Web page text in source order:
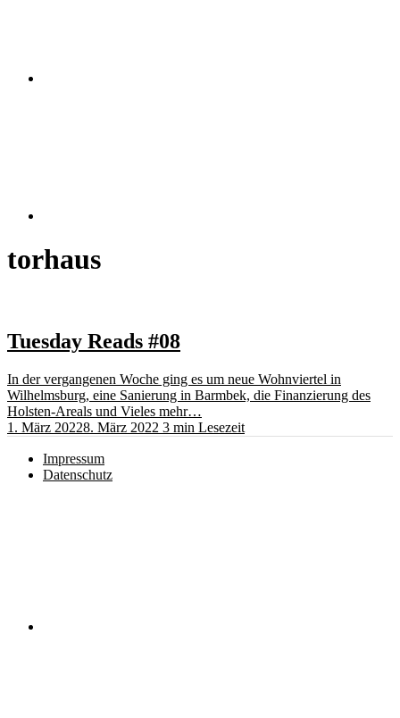
torhaus
Tuesday Reads #08
In der vergangenen Woche ging es um neue Wohnviertel in
Wilhelmsburg, eine Sanierung in Barmbek, die Finanzierung des
Holsten-Areals und Vieles mehr…
1. März 20228. März 2022 3 min Lesezeit
Impressum
Datenschutz